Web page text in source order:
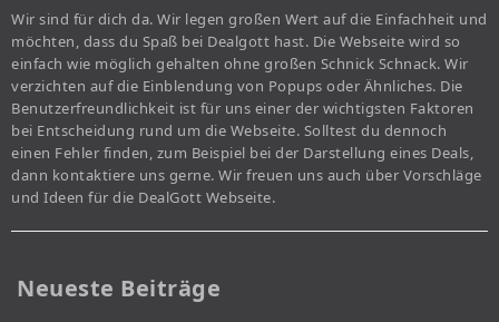
Wir sind für dich da. Wir legen großen Wert auf die Einfachheit und
möchten, dass du Spaß bei Dealgott hast. Die Webseite wird so
einfach wie möglich gehalten ohne großen Schnick Schnack. Wir
verzichten auf die Einblendung von Popups oder Ähnliches. Die
Benutzerfreundlichkeit ist für uns einer der wichtigsten Faktoren
bei Entscheidung rund um die Webseite. Solltest du dennoch
einen Fehler finden, zum Beispiel bei der Darstellung eines Deals,
dann kontaktiere uns gerne. Wir freuen uns auch über Vorschläge
und Ideen für die DealGott Webseite.
Neueste Beiträge